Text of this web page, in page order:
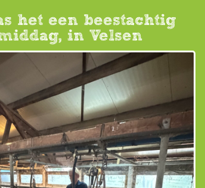
het een beestachtig
in Velsen